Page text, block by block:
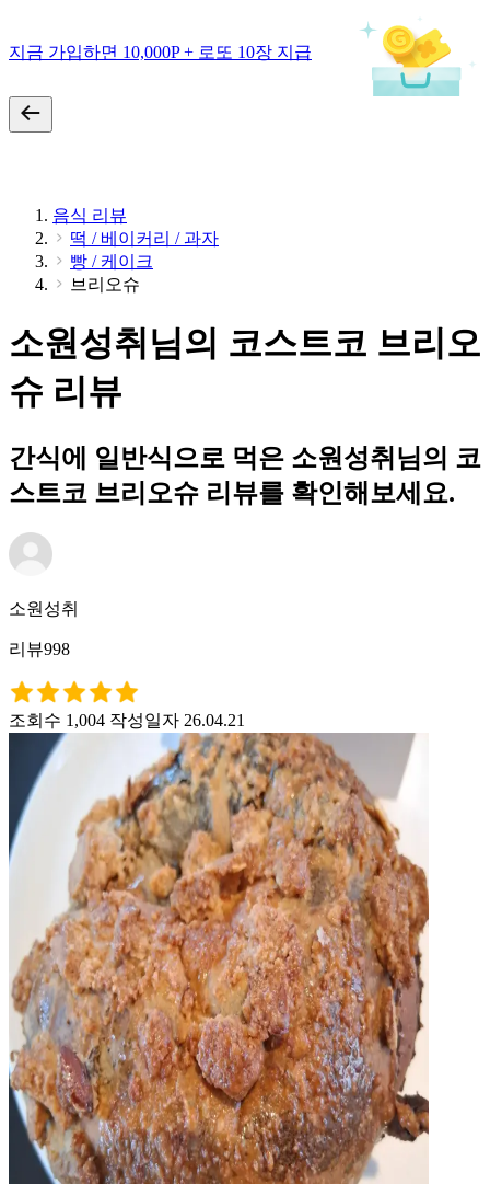
지금 가입하면 10,000P + 로또 10장 지급
음식 리뷰
떡 / 베이커리 / 과자
빵 / 케이크
브리오슈
소원성취님의 코스트코 브리오
슈 리뷰
간식에 일반식으로 먹은 소원성취님의 코
스트코 브리오슈 리뷰를 확인해보세요.
소원성취
리뷰998
조회수 1,004 작성일자 26.04.21